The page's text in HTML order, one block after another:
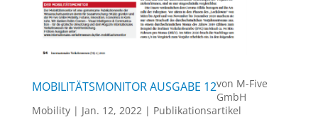
MOBILITÄTSMONITOR AUSGABE 12von M-Five
GmbH
Mobility| Jan. 12, 2022 | Publikationsartikel